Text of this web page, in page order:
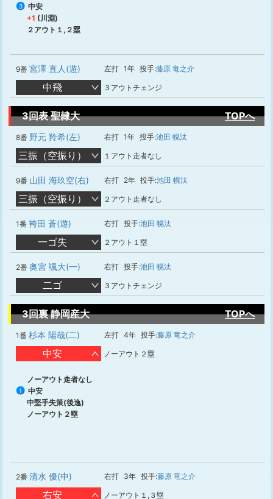
3
中安
+1 (川淵)
２アウト１,２塁
9番 宮澤 直人(遊) 左打 1年 投手:藤原 竜之介
中飛 ３アウトチェンジ
3回表 聖隷大 TOPへ
8番 野元 羚希(左) 右打 1年 投手:池田 幌汰
三振（空振り） １アウト走者なし
9番 山田 海玖空(右) 右打 2年 投手:池田 幌汰
三振（空振り） ２アウト走者なし
1番 袴田 蒼(遊) 右打 投手:池田 幌汰
一ゴ失 ２アウト１塁
2番 奥宮 颯大(一) 右打 投手:池田 幌汰
二ゴ ３アウトチェンジ
3回裏 静岡産大 TOPへ
1番 杉本 陽哉(二) 左打 4年 投手:藤原 竜之介
中安 ノーアウト２塁
ノーアウト走者なし
1
中安
中堅手失策(後逸)
ノーアウト２塁
2番 清水 優(中) 右打 3年 投手:藤原 竜之介
右安 ノーアウト１,３塁